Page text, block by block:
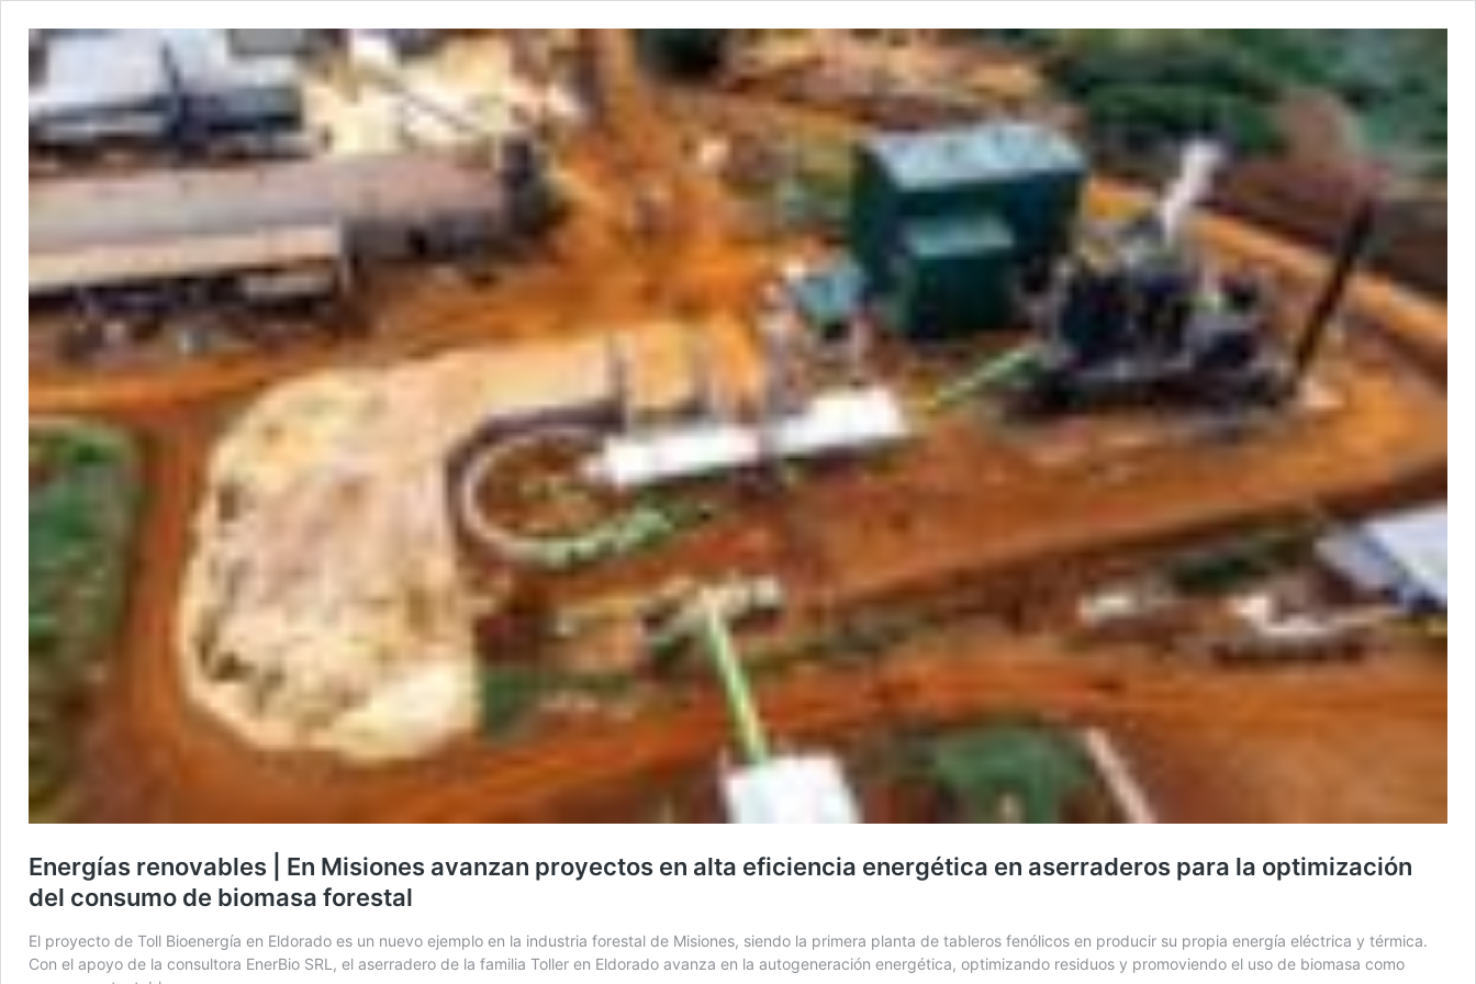
Energías renovables | En Misiones avanzan proyectos en alta eficiencia energética en aserraderos para la optimización
del consumo de biomasa forestal
El proyecto de Toll Bioenergía en Eldorado es un nuevo ejemplo en la industria forestal de Misiones, siendo la primera planta de tableros fenólicos en producir su propia energía eléctrica y térmica.
Con el apoyo de la consultora EnerBio SRL, el aserradero de la familia Toller en Eldorado avanza en la autogeneración energética, optimizando residuos y promoviendo el uso de biomasa como